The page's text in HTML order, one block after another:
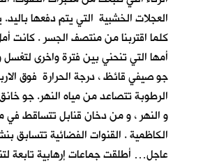
العجلات الخشبية التي يتم دفعها
كلما اقتربنا من منتصف الجسر . كانت
أمها التي تنحني بين فترة واخرى لتغسل
جو صيفي قائظ ، درجة الحرارة فوق
الرطوبة تتصاعد من مياه النهر. جو
و النهر ، و من دخان قنابل تتساقط
الكاظمية . القنوات الفضائية تتسابق
عاجل… أطلقت جماعات إرهابية تابعة